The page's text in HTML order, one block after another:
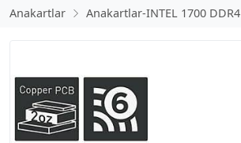
Anakartlar
Anakartlar-INTEL 1700 DDR4